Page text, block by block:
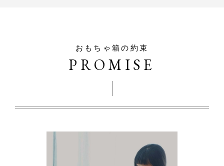
おもちゃ箱の約束
PROMISE